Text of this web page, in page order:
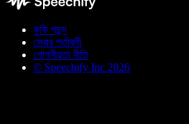
কুকি পছন্দ
সেবার শর্তাবলী
গোপনীয়তা নীতি
© Speechify Inc 2026